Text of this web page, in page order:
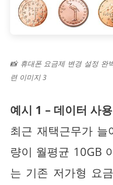
📸 휴대폰 요금제 변경 설정 완
련 이미지 3
예시 1 – 데이터 사
최근 재택근무가 늘
량이 월평균 10GB
는 기존 저가형 요